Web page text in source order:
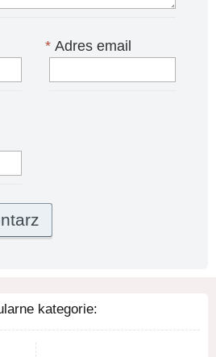
Adres email
*
kategorie: